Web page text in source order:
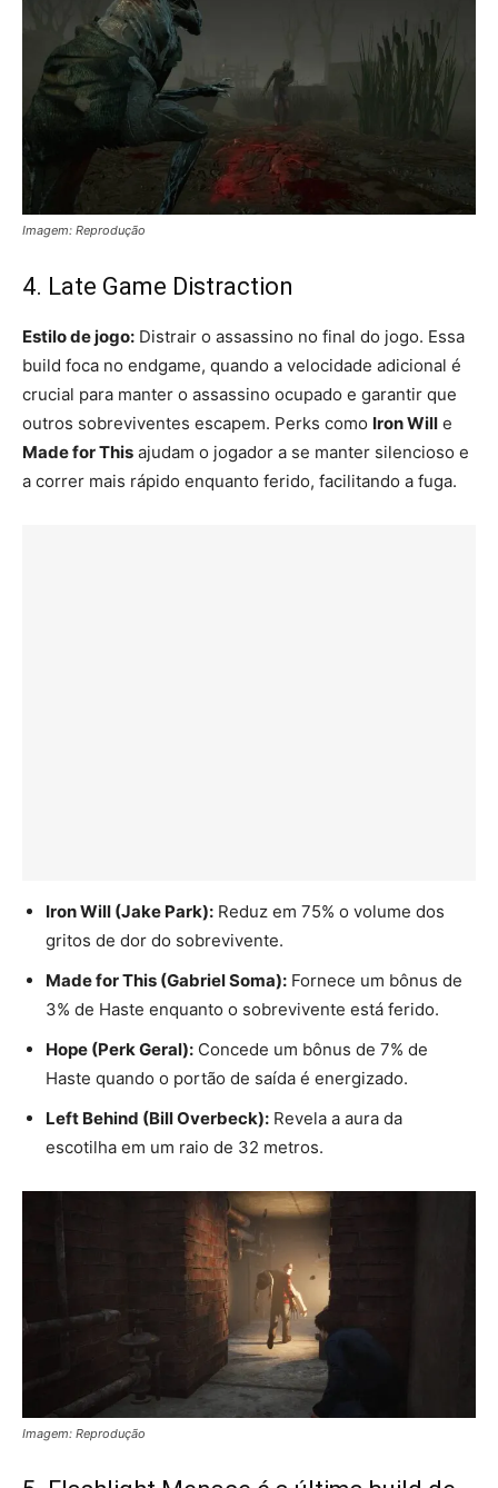
Imagem: Reprodução
4. Late Game Distraction
Estilo de jogo: Distrair o assassino no final do jogo. Essa
build foca no endgame, quando a velocidade adicional é
crucial para manter o assassino ocupado e garantir que
outros sobreviventes escapem. Perks como Iron Will e
Made for This ajudam o jogador a se manter silencioso e
a correr mais rápido enquanto ferido, facilitando a fuga.
Iron Will (Jake Park): Reduz em 75% o volume dos
gritos de dor do sobrevivente.
Made for This (Gabriel Soma): Fornece um bônus de
3% de Haste enquanto o sobrevivente está ferido.
Hope (Perk Geral): Concede um bônus de 7% de
Haste quando o portão de saída é energizado.
Left Behind (Bill Overbeck): Revela a aura da
escotilha em um raio de 32 metros.
Imagem: Reprodução